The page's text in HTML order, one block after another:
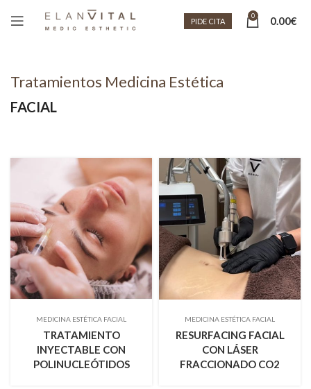
PIDE CITA
0 0.00€
Tratamientos Medicina Estética
FACIAL
MEDICINA ESTÉTICA FACIAL
TRATAMIENTO
INYECTABLE CON
POLINUCLEÓTIDOS
MEDICINA ESTÉTICA FACIAL
RESURFACING FACIAL
CON LÁSER
FRACCIONADO CO2